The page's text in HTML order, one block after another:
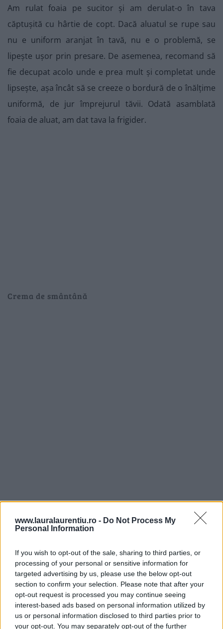
www.lauralaurentiu.ro - Do Not Process My
Personal Information
If you wish to opt-out of the sale, sharing to third parties, or
processing of your personal or sensitive information for
targeted advertising by us, please use the below opt-out
section to confirm your selection. Please note that after your
opt-out request is processed you may continue seeing
interest-based ads based on personal information utilized by
us or personal information disclosed to third parties prior to
your opt-out. You may separately opt-out of the further
Am rulat foaia pe sucitor și am derulat-o în tava
căptușită cu hârtie de copt. Dacă aluatul se rupe sau
nu e uniform aranjat în tavă, nu e o problemă, se
lipește ușor prin presare. De asemenea, recomand să
fie decupat acolo unde e prea mult și completat unde
lipsește, așa încât să se creeze o bordură de o înălțime
uniformă, de jur împrejurul tăvii. Odată asamblată
foaia de aluat, am dat tava la frigider.
Crema de smântână
5. Am pus într-o cratiță de mărime potrivită 500 de
mililitri din laptele deja măsurat. Am pus cratița pe foc
mediu-mic, să se înfierbânte bine laptele.
6. Între timp, într-un castronel, am omogenizat